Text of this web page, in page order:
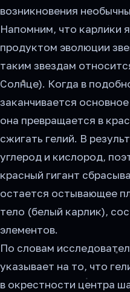
возникновения
Напомним, что карлики
продуктом эволюции
таким звездам
Солнце). Когда в
заканчивается
она превращается в
сжигать гелий. В
углерод и кислород,
красный гигант
остается остывающее
тело (белый карлик),
элементов.
По словам
указывает на то, что
в окрестности центра